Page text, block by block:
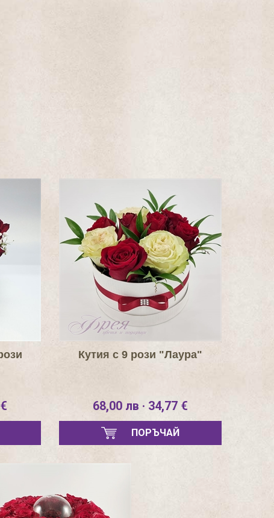
Кутия с 9 рози "Лаура"
68,00 лв · 34,77 €
ПОРЪЧАЙ